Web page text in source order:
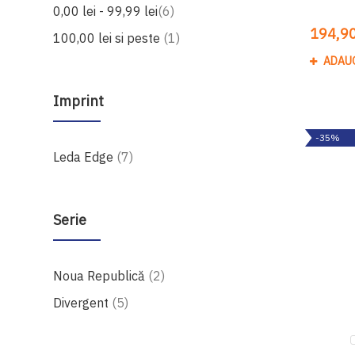
0,00 lei -99,99 lei 6produse
100,00 lei si peste 1produs
Imprint
Leda Edge 7produse
Serie
Noua Republică 2produse
Divergent
5produse
-35%